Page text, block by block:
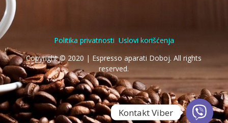
Politika privatnosti Uslovi korišćenja
Copyright © 2020 | Espresso aparati Doboj. All rights
reserved.
Kontakt Viber